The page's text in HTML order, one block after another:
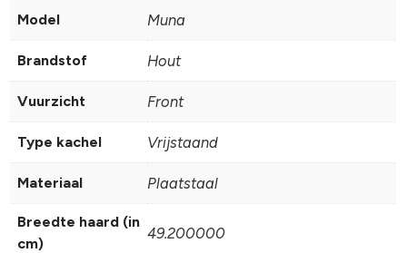
Model Muna
Brandstof Hout
Vuurzicht Front
Type kachel Vrijstaand
Materiaal Plaatstaal
Breedte haard (in
cm)
49.200000